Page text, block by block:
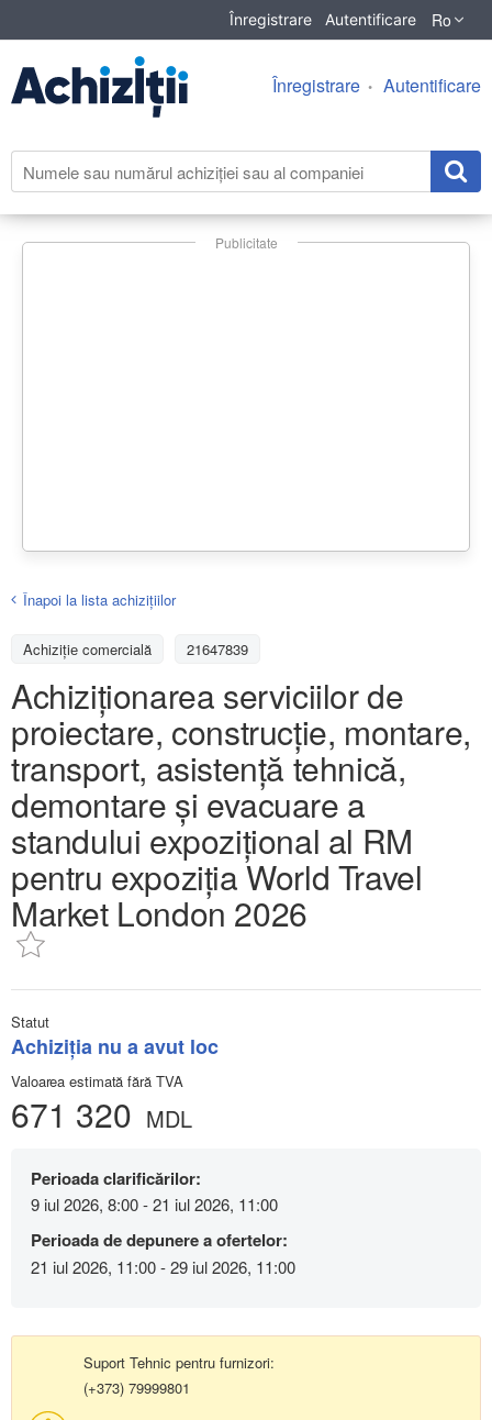
Înregistrare Autentificare Ro
Înregistrare Autentificare
Publicitate
Înapoi la lista achiziţiilor
Achizițiе comercială 21647839
Achiziționarea serviciilor de
proiectare, construcție, montare,
transport, asistență tehnică,
demontare și evacuare a
standului expozițional al RM
pentru expoziția World Travel
Market London 2026
Statut
Achiziţia nu a avut loc
Valoarea estimată fără TVA
671 320 MDL
Perioada clarificărilor:
9 iul 2026, 8:00 - 21 iul 2026, 11:00
Perioada de depunere a ofertelor:
21 iul 2026, 11:00 - 29 iul 2026, 11:00
Suport Tehnic pentru furnizori:
(+373) 79999801